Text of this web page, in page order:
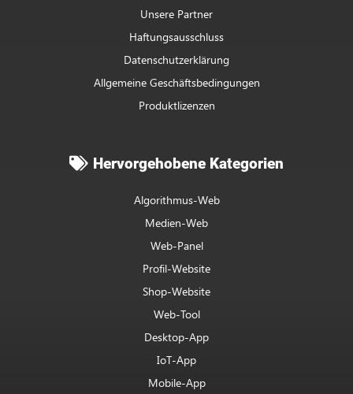
Unsere Partner
Haftungsausschluss
Datenschutzerklärung
Allgemeine Geschäftsbedingungen
Produktlizenzen
Hervorgehobene Kategorien
Algorithmus-Web
Medien-Web
Web-Panel
Profil-Website
Shop-Website
Web-Tool
Desktop-App
IoT-App
Mobile-App